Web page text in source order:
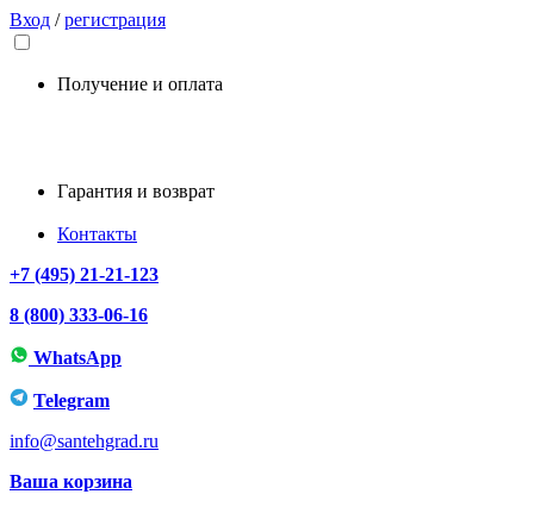
Вход /регистрация
Получение и оплата
Гарантия и возврат
Контакты
+7 (495) 21-21-123
8 (800) 333-06-16
WhatsApp
Telegram
info@santehgrad.ru
Ваша корзина